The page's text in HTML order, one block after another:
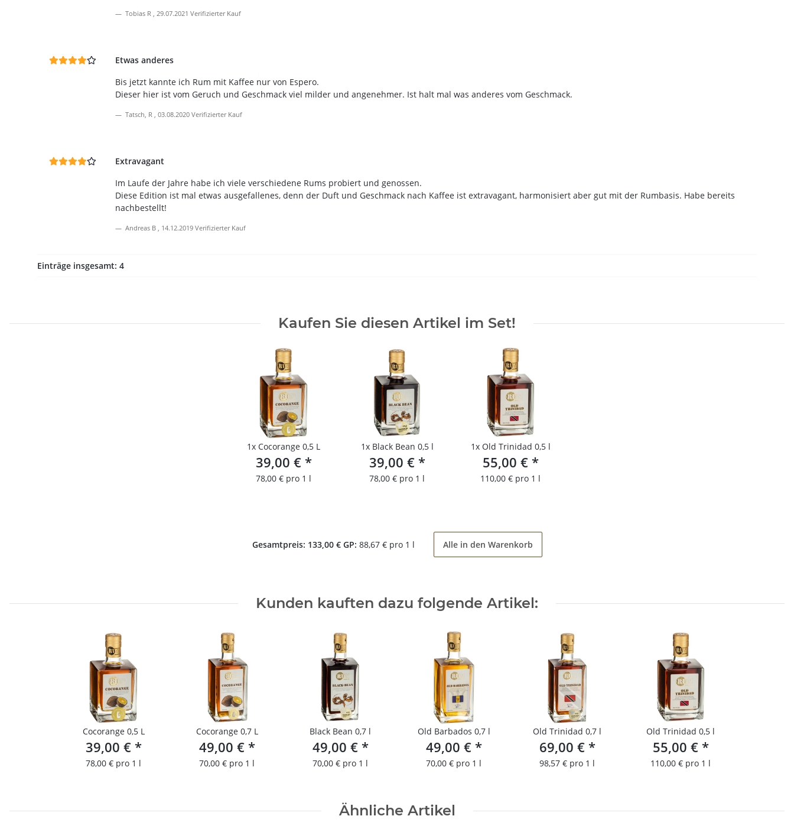
Tobias R , 29.07.2021 Verifizierter Kauf
Etwas anderes
Bis jetzt kannte ich Rum mit Kaffee nur von Espero.
Dieser hier ist vom Geruch und Geschmack viel milder und angenehmer. Ist halt mal was anderes vom Geschmack.
Tatsch, R , 03.08.2020 Verifizierter Kauf
Extravagant
Im Laufe der Jahre habe ich viele verschiedene Rums probiert und genossen.
Diese Edition ist mal etwas ausgefallenes, denn der Duft und Geschmack nach Kaffee ist extravagant, harmonisiert aber gut mit der Rumbasis. Habe bereits
nachbestellt!
Andreas B , 14.12.2019 Verifizierter Kauf
Einträge insgesamt: 4
Kaufen Sie diesen Artikel im Set!
1x Cocorange 0,5 L
39,00 € *
78,00 € pro 1 l
1x Black Bean 0,5 l
39,00 € *
78,00 € pro 1 l
1x Old Trinidad 0,5 l
55,00 € *
110,00 € pro 1 l
Gesamtpreis: 133,00 € GP: 88,67 € pro 1 l Alle in den Warenkorb
Kunden kauften dazu folgende Artikel:
Cocorange 0,5 L
39,00 € *
78,00 € pro 1 l
Cocorange 0,7 L
49,00 € *
70,00 € pro 1 l
Black Bean 0,7 l
49,00 € *
70,00 € pro 1 l
Old Barbados 0,7 l
49,00 € *
70,00 € pro 1 l
Old Trinidad 0,7 l
69,00 € *
98,57 € pro 1 l
Old Trinidad 0,5 l
55,00 € *
110,00 € pro 1 l
Ähnliche Artikel